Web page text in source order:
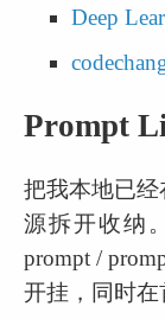
Deep
Prompt
把我本地已经
源拆开收纳
prompt /
开挂，同时在